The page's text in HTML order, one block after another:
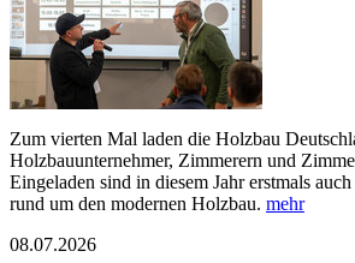
Zum vierten Mal laden die Holzbau
Holzbauunternehmer, Zimmerern und
Eingeladen sind in diesem Jahr erstmals
rund um den modernen Holzbau. mehr
08.07.2026